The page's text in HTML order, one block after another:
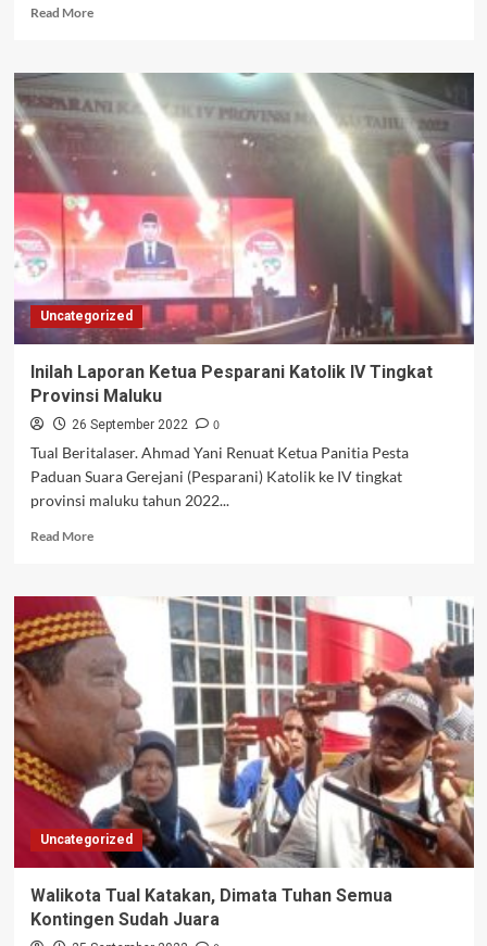
Read MoreRead
Walikota
:
Pesparani
Milik
Semua
Umat
Beragama
Uncategorized
Inilah Laporan Ketua Pesparani Katolik IV Tingkat
Provinsi Maluku
26 September 2022
0
Tual Beritalaser. Ahmad Yani Renuat Ketua Panitia Pesta
Paduan Suara Gerejani (Pesparani) Katolik ke IV tingkat
provinsi maluku tahun 2022...
Read MoreRead
Inilah
Laporan
Ketua
Pesparani
Katolik
IV
Tingkat
Provinsi
Maluku
Uncategorized
Walikota Tual Katakan, Dimata Tuhan Semua
Kontingen Sudah Juara